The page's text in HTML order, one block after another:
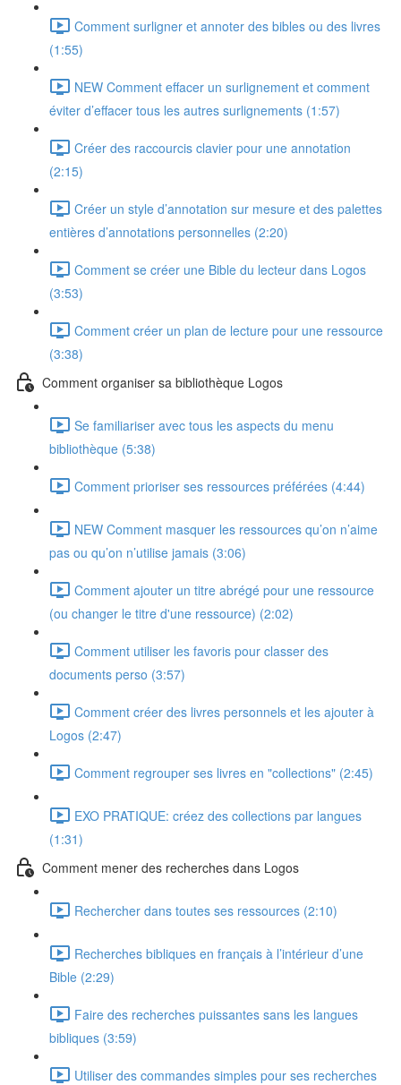
Comment surligner et annoter des bibles ou des livres
(1:55)
NEW Comment effacer un surlignement et comment
éviter d’effacer tous les autres surlignements (1:57)
Créer des raccourcis clavier pour une annotation
(2:15)
Créer un style d’annotation sur mesure et des palettes
entières d’annotations personnelles (2:20)
Comment se créer une Bible du lecteur dans Logos
(3:53)
Comment créer un plan de lecture pour une ressource
(3:38)
Comment organiser sa bibliothèque Logos
Se familiariser avec tous les aspects du menu
bibliothèque (5:38)
Comment prioriser ses ressources préférées (4:44)
NEW Comment masquer les ressources qu’on n’aime
pas ou qu’on n’utilise jamais (3:06)
Comment ajouter un titre abrégé pour une ressource
(ou changer le titre d'une ressource) (2:02)
Comment utiliser les favoris pour classer des
documents perso (3:57)
Comment créer des livres personnels et les ajouter à
Logos (2:47)
Comment regrouper ses livres en "collections" (2:45)
EXO PRATIQUE: créez des collections par langues
(1:31)
Comment mener des recherches dans Logos
Rechercher dans toutes ses ressources (2:10)
Recherches bibliques en français à l’intérieur d’une
Bible (2:29)
Faire des recherches puissantes sans les langues
bibliques (3:59)
Utiliser des commandes simples pour ses recherches